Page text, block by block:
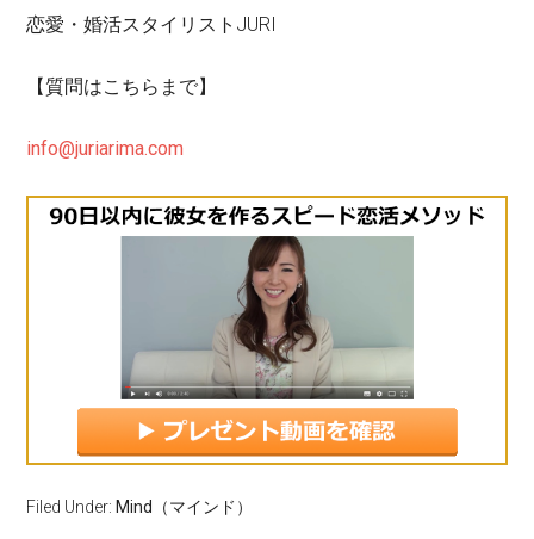
恋愛・婚活スタイリストJURI
【質問はこちらまで】
info@juriarima.com
Filed Under: Mind（マインド）